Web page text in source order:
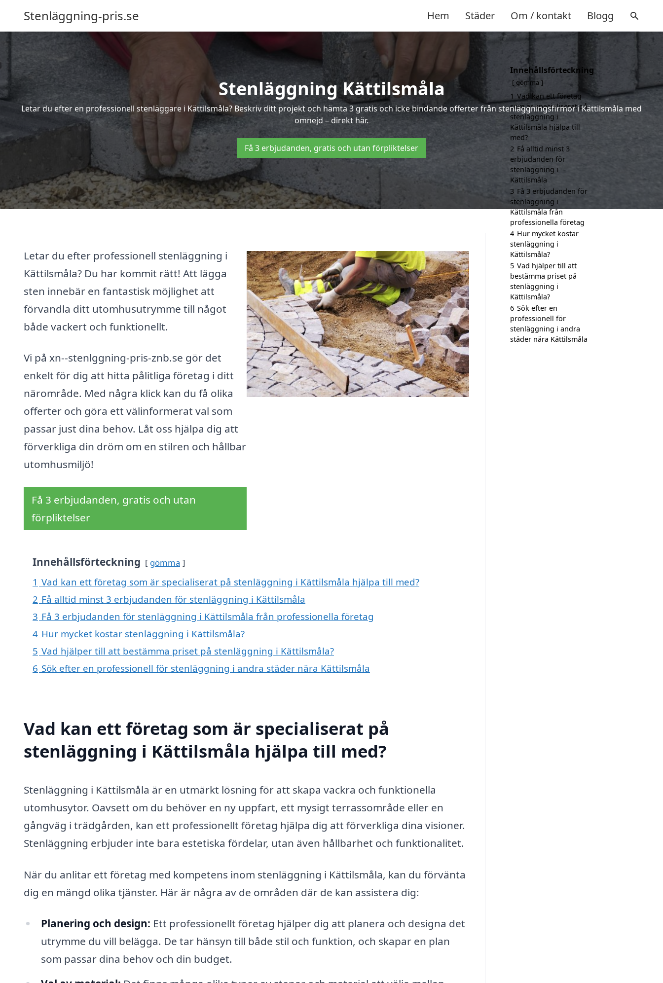
Stenläggning-pris.se Hem Städer Om / kontakt Blogg
Stenläggning Kättilsmåla
Letar du efter en professionell stenläggare i Kättilsmåla? Beskriv ditt projekt och hämta 3 gratis och icke bindande offerter från stenläggningsfirmor i Kättilsmåla med
omnejd – direkt här.
Få 3 erbjudanden, gratis och utan förpliktelser
Letar du efter professionell stenläggning i
Kättilsmåla? Du har kommit rätt! Att lägga
sten innebär en fantastisk möjlighet att
förvandla ditt utomhusutrymme till något
både vackert och funktionellt.
Vi på xn--stenlggning-pris-znb.se gör det
enkelt för dig att hitta pålitliga företag i ditt
närområde. Med några klick kan du få olika
offerter och göra ett välinformerat val som
passar just dina behov. Låt oss hjälpa dig att
förverkliga din dröm om en stilren och hållbar
utomhusmiljö!
Få 3 erbjudanden, gratis och utan
förpliktelser
Innehållsförteckning gömma
1 Vad kan ett företag som är specialiserat på stenläggning i Kättilsmåla hjälpa till med?
2 Få alltid minst 3 erbjudanden för stenläggning i Kättilsmåla
3 Få 3 erbjudanden för stenläggning i Kättilsmåla från professionella företag
4 Hur mycket kostar stenläggning i Kättilsmåla?
5 Vad hjälper till att bestämma priset på stenläggning i Kättilsmåla?
6 Sök efter en professionell för stenläggning i andra städer nära Kättilsmåla
Vad kan ett företag som är specialiserat på
stenläggning i Kättilsmåla hjälpa till med?
Stenläggning i Kättilsmåla är en utmärkt lösning för att skapa vackra och funktionella
utomhusytor. Oavsett om du behöver en ny uppfart, ett mysigt terrassområde eller en
gångväg i trädgården, kan ett professionellt företag hjälpa dig att förverkliga dina visioner.
Stenläggning erbjuder inte bara estetiska fördelar, utan även hållbarhet och funktionalitet.
När du anlitar ett företag med kompetens inom stenläggning i Kättilsmåla, kan du förvänta
dig en mängd olika tjänster. Här är några av de områden där de kan assistera dig:
Planering och design: Ett professionellt företag hjälper dig att planera och designa det
utrymme du vill belägga. De tar hänsyn till både stil och funktion, och skapar en plan
som passar dina behov och din budget.
Innehållsförteckning
gömma
1 Vad kan ett företag
som är specialiserat på
stenläggning i
Kättilsmåla hjälpa till
med?
2 Få alltid minst 3
erbjudanden för
stenläggning i
Kättilsmåla
3 Få 3 erbjudanden för
stenläggning i
Kättilsmåla från
professionella företag
4 Hur mycket kostar
stenläggning i
Kättilsmåla?
5 Vad hjälper till att
bestämma priset på
stenläggning i
Kättilsmåla?
6 Sök efter en
professionell för
stenläggning i andra
städer nära Kättilsmåla